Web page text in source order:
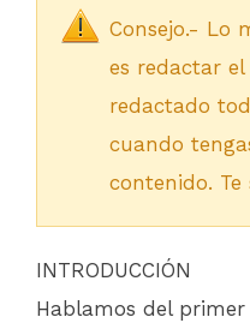
Consejo.- Lo
es redactar
redactado
cuando
contenido. Te
INTRODUCCIÓN
Hablamos del